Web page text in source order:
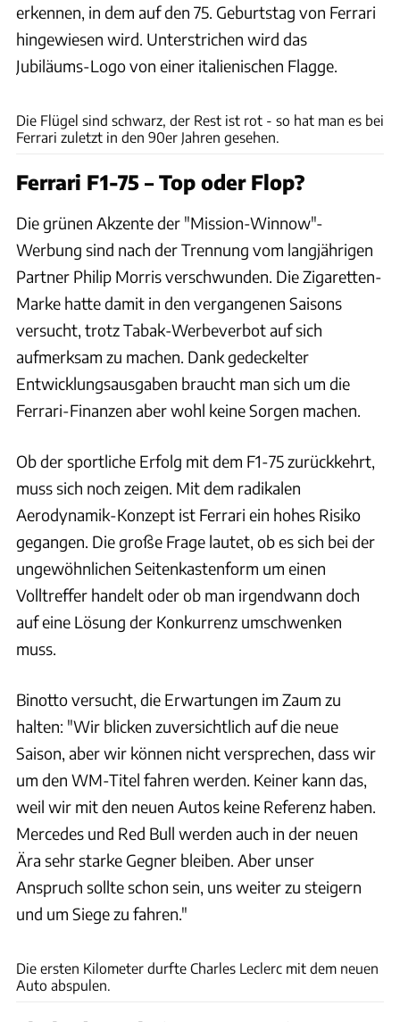
erkennen, in dem auf den 75. Geburtstag von Ferrari
hingewiesen wird. Unterstrichen wird das
Jubiläums-Logo von einer italienischen Flagge.
Die Flügel sind schwarz, der Rest ist rot - so hat man es bei
Ferrari zuletzt in den 90er Jahren gesehen.
Ferrari F1-75 – Top oder Flop?
Die grünen Akzente der "Mission-Winnow"-
Werbung sind nach der Trennung vom langjährigen
Partner Philip Morris verschwunden. Die Zigaretten-
Marke hatte damit in den vergangenen Saisons
versucht, trotz Tabak-Werbeverbot auf sich
aufmerksam zu machen. Dank gedeckelter
Entwicklungsausgaben braucht man sich um die
Ferrari-Finanzen aber wohl keine Sorgen machen.
Ob der sportliche Erfolg mit dem F1-75 zurückkehrt,
muss sich noch zeigen. Mit dem radikalen
Aerodynamik-Konzept ist Ferrari ein hohes Risiko
gegangen. Die große Frage lautet, ob es sich bei der
ungewöhnlichen Seitenkastenform um einen
Volltreffer handelt oder ob man irgendwann doch
auf eine Lösung der Konkurrenz umschwenken
muss.
Binotto versucht, die Erwartungen im Zaum zu
halten: "Wir blicken zuversichtlich auf die neue
Saison, aber wir können nicht versprechen, dass wir
um den WM-Titel fahren werden. Keiner kann das,
weil wir mit den neuen Autos keine Referenz haben.
Mercedes und Red Bull werden auch in der neuen
Ära sehr starke Gegner bleiben. Aber unser
Anspruch sollte schon sein, uns weiter zu steigern
und um Siege zu fahren."
Die ersten Kilometer durfte Charles Leclerc mit dem neuen
Auto abspulen.